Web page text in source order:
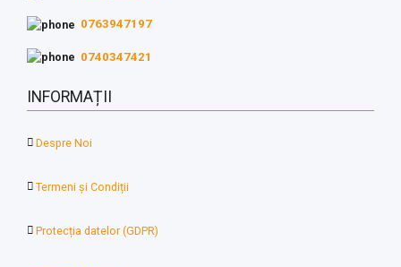
0763947197
0740347421
INFORMAȚII
Despre Noi
Termeni și Condiții
Protecția datelor (GDPR)